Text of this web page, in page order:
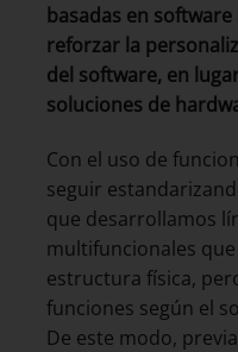
basadas en
reforzar la
del software, en
soluciones de
Con el uso de
seguir
que desarrollamos
multifuncionales
estructura física,
funciones según el
De este modo,